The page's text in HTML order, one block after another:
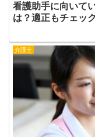
看護助手に向いて
は？適正もチェッ
介護士